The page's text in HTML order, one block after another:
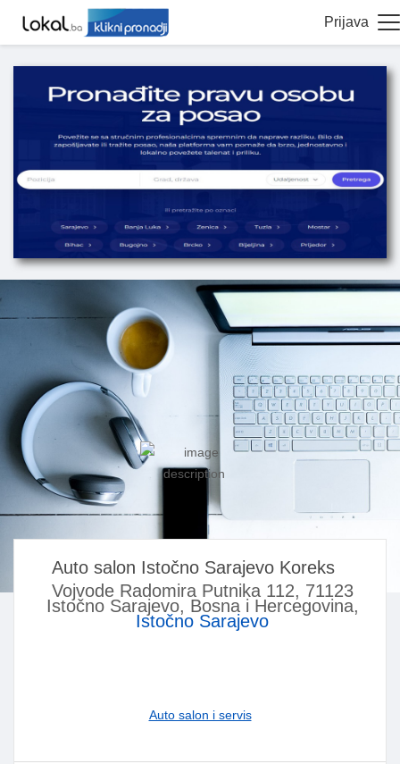
Prijava
Auto salon Istočno Sarajevo Koreks
Vojvode Radomira Putnika 112, 71123
Istočno Sarajevo, Bosna i Hercegovina,
Istočno Sarajevo
Auto salon i servis